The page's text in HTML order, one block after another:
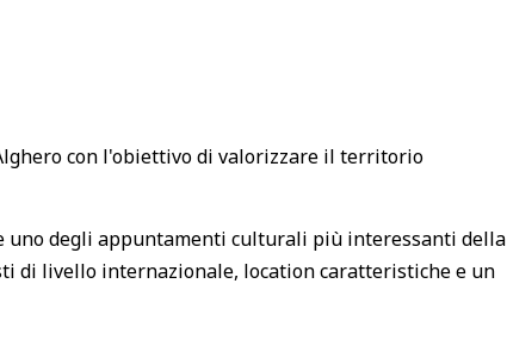
con l'obiettivo di valorizzare il territorio
uno degli appuntamenti culturali più interessanti della
di livello internazionale, location caratteristiche e un